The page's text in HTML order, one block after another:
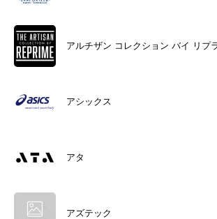
アルチザン コレクション バイ リプ
アシックス
アタ
アズテック